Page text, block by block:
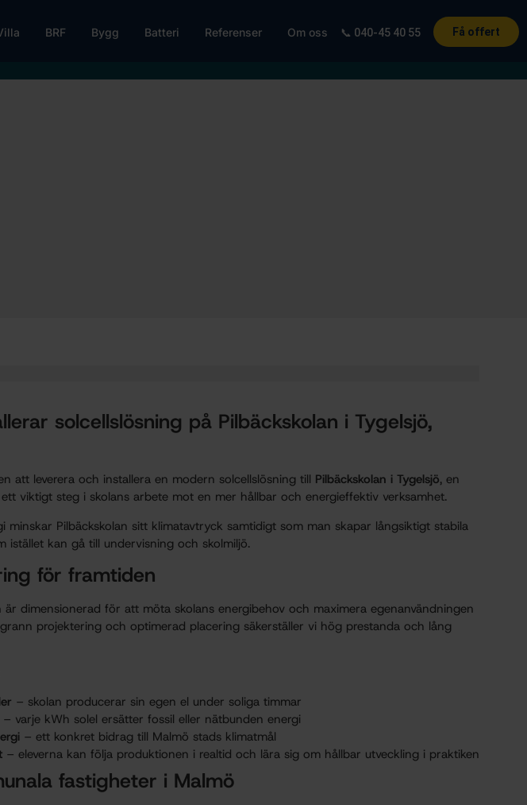
BRF Bygg Batteri Referenser Om oss 📞 040-45 40 55 Få offert
solcellslösning på Pilbäckskolan i Tygelsjö,
att leverera och installera en modern solcellslösning till Pilbäckskolan i Tygelsjö, en
viktigt steg i skolans arbete mot en mer hållbar och energieffektiv verksamhet.
minskar Pilbäckskolan sitt klimatavtryck samtidigt som man skapar långsiktigt stabila
istället kan gå till undervisning och skolmiljö.
för framtiden
är dimensionerad för att möta skolans energibehov och maximera egenanvändningen
projektering och optimerad placering säkerställer vi hög prestanda och lång
– skolan producerar sin egen el under soliga timmar
– varje kWh solel ersätter fossil eller nätbunden energi
– ett konkret bidrag till Malmö stads klimatmål
– eleverna kan följa produktionen i realtid och lära sig om hållbar utveckling i praktiken
fastigheter i Malmö